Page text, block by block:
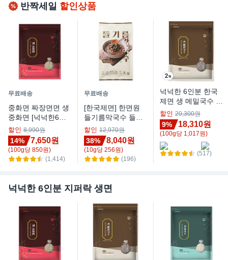
반짝세일 할인상품
무료배송
중화면 짜장면면 생
중화면 [넉넉한6인
분], 1개
할인 8,990원
14% 7,650원
(100g당 850원)
(1,414)
무료배송
[한국제면] 한면원
들기름막국수 들기
름국수 2인분, 314
g, 1개
할인 12,970원
38% 8,040원
(10g당 256원)
(196)
넉넉한 6인분 한국
제면 생 메밀국수 소
바면 냉모밀면 막국
수면, 2개, 900g
할인 20,300원
9% 18,310원
(100g당 1,017원)
(517)
넉넉한 6인분 지퍼락 생면